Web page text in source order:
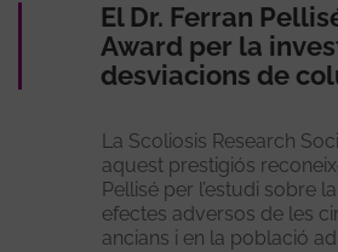
El Dr. Ferran
Award per la
desviacions de
La Scoliosis Research
aquest prestigiós
Pellisé per l’estudi sobre
efectes adversos de les
ancians i en la població